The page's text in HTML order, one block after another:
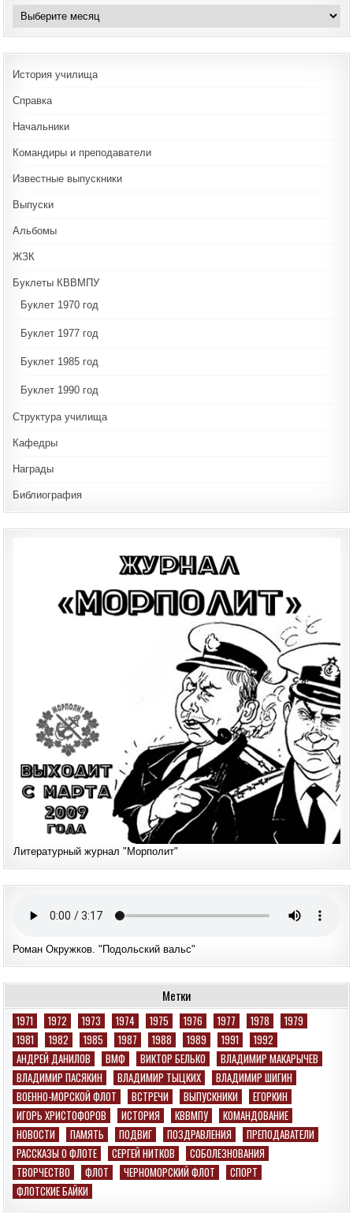
Архивы
История училища
Справка
Начальники
Командиры и преподаватели
Известные выпускники
Выпуски
Альбомы
ЖЗК
Буклеты КВВМПУ
Буклет 1970 год
Буклет 1977 год
Буклет 1985 год
Буклет 1990 год
Структура училища
Кафедры
Награды
Библиография
Литературный журнал "Морполит"
Роман Окружков. "Подольский вальс"
Метки
1971 1972 1973 1974 1975 1976 1977 1978
1979
1981
1982 1985 1987 1988 1989 1991
1992
АНДРЕЙ ДАНИЛОВ
ВМФ ВИКТОР БЕЛЬКО
ВЛАДИМИР МАКАРЫЧЕВ
ВЛАДИМИР ПАСЯКИН
ВЛАДИМИР ТЫЦКИХ
ВЛАДИМИР ШИГИН
ВОЕННО-МОРСКОЙ ФЛОТ
ВСТРЕЧИ ВЫПУСКНИКИ
ЕГОРКИН
ИГОРЬ ХРИСТОФОРОВ
ИСТОРИЯ КВВМПУ
КОМАНДОВАНИЕ
НОВОСТИ
ПАМЯТЬ ПОДВИГ ПОЗДРАВЛЕНИЯ
ПРЕПОДАВАТЕЛИ
РАССКАЗЫ О ФЛОТЕ
СЕРГЕЙ НИТКОВ
СОБОЛЕЗНОВАНИЯ
ТВОРЧЕСТВО
ФЛОТ ЧЕРНОМОРСКИЙ ФЛОТ
СПОРТ
ФЛОТСКИЕ БАЙКИ